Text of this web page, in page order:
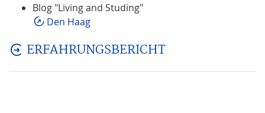
Blog "Living and Studing"
Den Haag
ERFAHRUNGSBERICHT